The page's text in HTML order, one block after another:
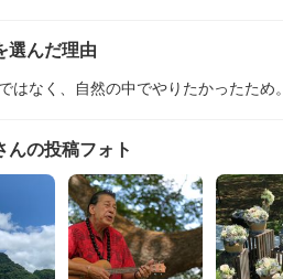
選んだ理由
はなく、自然の中でやりたかったため。
んの投稿フォト